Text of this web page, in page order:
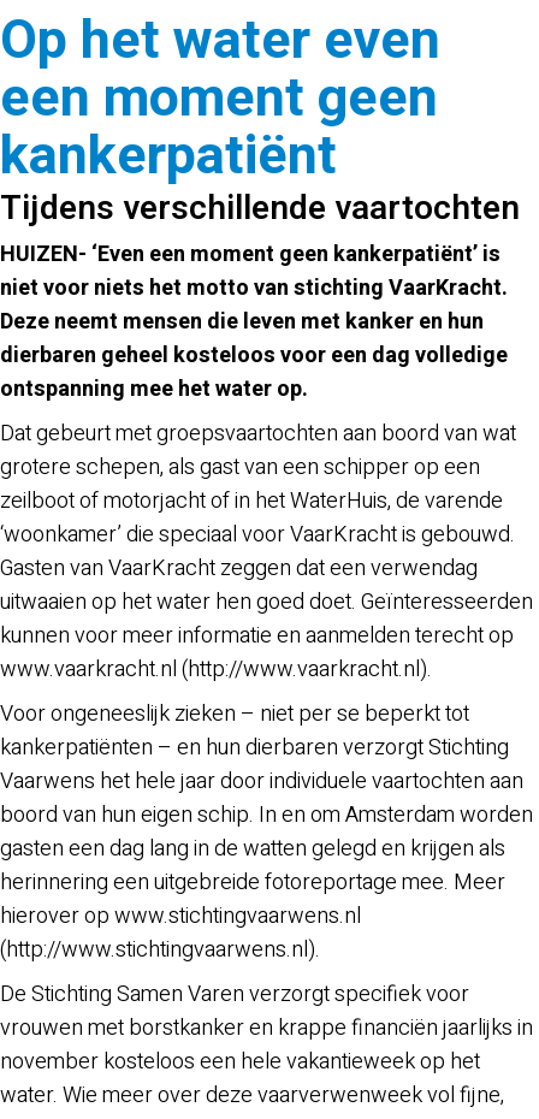
Op het water even
een moment geen
kankerpatiënt
Tijdens verschillende vaartochten
HUIZEN- ‘Even een moment geen kankerpatiënt’ is
niet voor niets het motto van stichting VaarKracht.
Deze neemt mensen die leven met kanker en hun
dierbaren geheel kosteloos voor een dag volledige
ontspanning mee het water op.
Dat gebeurt met groepsvaartochten aan boord van wat
grotere schepen, als gast van een schipper op een
zeilboot of motorjacht of in het WaterHuis, de varende
‘woonkamer’ die speciaal voor VaarKracht is gebouwd.
Gasten van VaarKracht zeggen dat een verwendag
uitwaaien op het water hen goed doet. Geïnteresseerden
kunnen voor meer informatie en aanmelden terecht op
www.vaarkracht.nl (http://www.vaarkracht.nl).
Voor ongeneeslijk zieken – niet per se beperkt tot
kankerpatiënten – en hun dierbaren verzorgt Stichting
Vaarwens het hele jaar door individuele vaartochten aan
boord van hun eigen schip. In en om Amsterdam worden
gasten een dag lang in de watten gelegd en krijgen als
herinnering een uitgebreide fotoreportage mee. Meer
hierover op www.stichtingvaarwens.nl
(http://www.stichtingvaarwens.nl).
De Stichting Samen Varen verzorgt specifiek voor
vrouwen met borstkanker en krappe financiën jaarlijks in
november kosteloos een hele vakantieweek op het
water. Wie meer over deze vaarverwenweek vol fijne,